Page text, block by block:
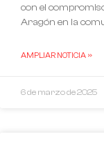
con el
Aragón en la
AMPLIAR NOTICIA »
6 de marzo de 2025